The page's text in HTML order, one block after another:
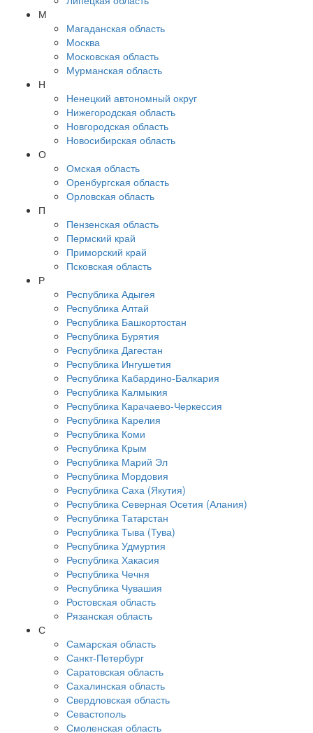
М
Магаданская область
Москва
Московская область
Мурманская область
Н
Ненецкий автономный округ
Нижегородская область
Новгородская область
Новосибирская область
О
Омская область
Оренбургская область
Орловская область
П
Пензенская область
Пермский край
Приморский край
Псковская область
Р
Республика Адыгея
Республика Алтай
Республика Башкортостан
Республика Бурятия
Республика Дагестан
Республика Ингушетия
Республика Кабардино-Балкария
Республика Калмыкия
Республика Карачаево-Черкессия
Республика Карелия
Республика Коми
Республика Крым
Республика Марий Эл
Республика Мордовия
Республика Саха (Якутия)
Республика Северная Осетия (Алания)
Республика Татарстан
Республика Тыва (Тува)
Республика Удмуртия
Республика Хакасия
Республика Чечня
Республика Чувашия
Ростовская область
Рязанская область
С
Самарская область
Санкт-Петербург
Саратовская область
Сахалинская область
Свердловская область
Севастополь
Смоленская область